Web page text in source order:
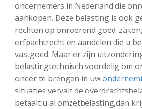
ondernemers in Nederland die
aankopen. Deze belasting is ook
rechten op onroerend goed-
erfpachtrecht en aandelen die u
vastgoed. Maar er zijn
belastingtechnisch voordelig om
onder te brengen in uw
situaties vervalt de
betaalt u al omzetbelasting,dan